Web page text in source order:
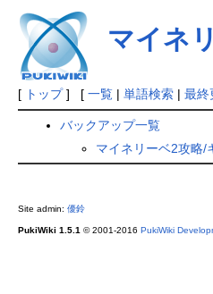
マイネ
[ トップ] [ 一覧| 単語検索| 最終
バックアップ一覧
マイネリーベ2攻略/
Site admin: 優鈴
PukiWiki 1.5.1 © 2001-2016 PukiWiki